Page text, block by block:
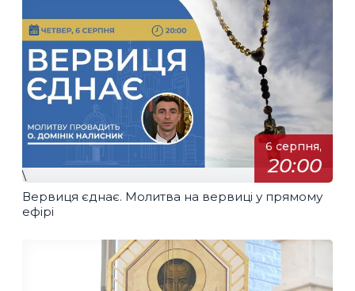
6 серпня,
20:00
\
Вервиця єднає. Молитва на вервиці у прямому
ефірі